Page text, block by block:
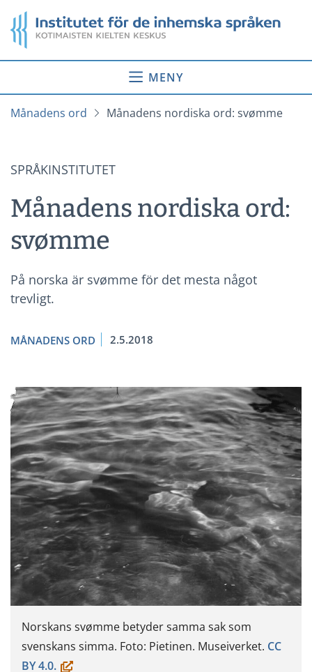
till
innehåll
Startsida
MENY
Månadens ord Månadens nordiska ord: svømme
SPRÅKINSTITUTET
Månadens nordiska ord:
svømme
På norska är svømme för det mesta något
trevligt.
MÅNADENS ORD 2.5.2018
Norskans svømme betyder samma sak som
svenskans simma. Foto: Pietinen. Museiverket. CC
BY 4.0.(öppnas